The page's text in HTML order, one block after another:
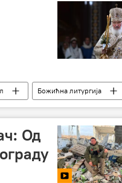
Божићна литургија
Од